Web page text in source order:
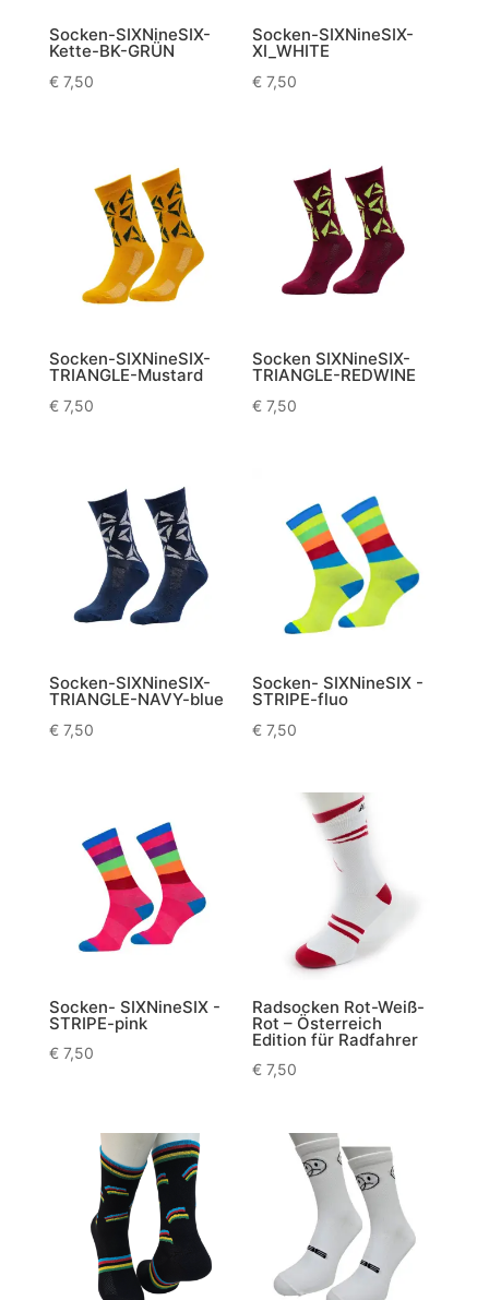
Socken-SIXNineSIX-
Kette-BK-GRÜN
€7,50
Socken-SIXNineSIX-
XI_WHITE
€ 7,50
Socken-SIXNineSIX-
TRIANGLE-Mustard
€7,50
Socken SIXNineSIX-
TRIANGLE-REDWINE
€ 7,50
Socken-SIXNineSIX-
TRIANGLE-NAVY-blue
€7,50
Socken- SIXNineSIX -
STRIPE-fluo
€ 7,50
Socken- SIXNineSIX -
STRIPE-pink
€7,50
Radsocken Rot-Weiß-
Rot – Österreich
Edition für Radfahrer
€ 7,50